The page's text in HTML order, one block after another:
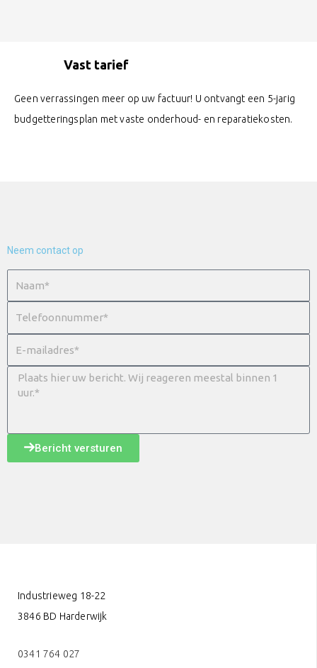
Vast tarief
Geen verrassingen meer op uw factuur! U ontvangt een 5-jarig
budgetteringsplan met vaste onderhoud- en reparatiekosten.
Neem contact op
Bericht versturen
Industrieweg 18-22
3846 BD Harderwijk
0341 764 027